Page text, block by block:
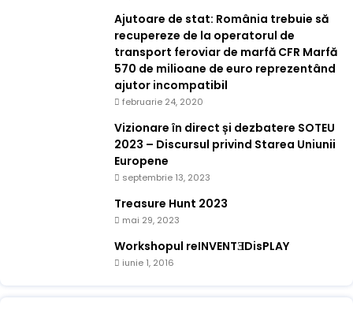
Ajutoare de stat: România trebuie să
recupereze de la operatorul de
transport feroviar de marfă CFR Marfă
570 de milioane de euro reprezentând
ajutor incompatibil
februarie 24, 2020
Vizionare în direct și dezbatere SOTEU
2023 – Discursul privind Starea Uniunii
Europene
septembrie 13, 2023
Treasure Hunt 2023
mai 29, 2023
Workshopul reINVENTƎDisPLAY
iunie 1, 2016